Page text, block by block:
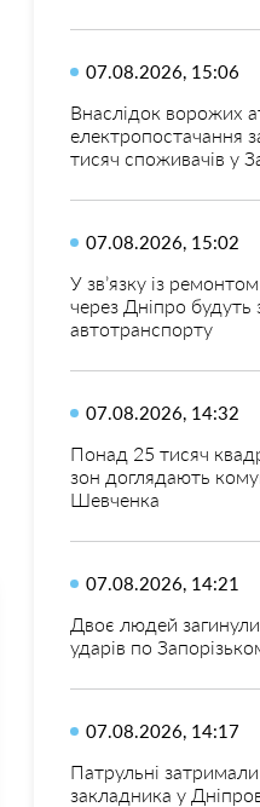
07.08.2026, 15:06
Внаслідок ворожих
електропостачання
тисяч споживачів у
07.08.2026, 15:02
У зв’язку із
через Дніпро будуть
автотранспорту
07.08.2026, 14:32
Понад 25 тисяч
зон доглядають
Шевченка
07.08.2026, 14:21
Двоє людей
ударів по
07.08.2026, 14:17
Патрульні
закладника у